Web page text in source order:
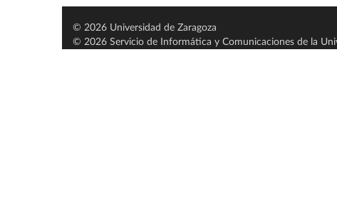
© 2026 Universidad de Zaragoza
© 2026 Servicio de Informática y Comunicaciones de la